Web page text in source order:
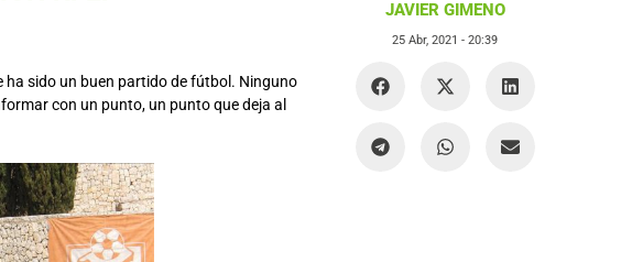
ha sido un buen partido de fútbol. Ninguno
con un punto, un punto que deja al
JAVIER GIMENO
25 Abr, 2021 - 20:39